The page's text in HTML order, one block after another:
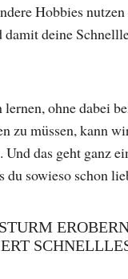
Hobbies
damit deine
lernen, ohne dabei
zu müssen, kann
Und das geht ganz
du sowieso schon